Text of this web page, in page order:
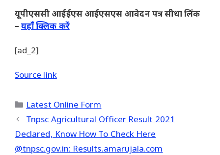
यूपीएससी आईईएस आईएसएस आवेदन पत्र सीधा लिंक
–यहाँ क्लिक करें
[ad_2]
Source link
Categories
Latest Online Form
Tnpsc Agricultural Officer Result 2021
Declared, Know How To Check Here
@tnpsc.gov.in: Results.amarujala.com